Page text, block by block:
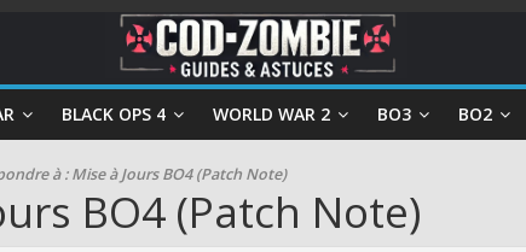
BLACK OPS 4 WORLD WAR 2 BO3 BO2
à : Mise à Jours BO4 (Patch Note)
BO4 (Patch Note)